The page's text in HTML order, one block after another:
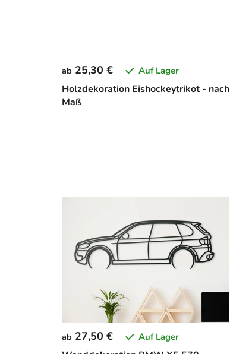
Holzdekoration Eishockeytrikot - nach
Maß
ab 25,30 € Auf Lager
ab 27,50 € Auf Lager